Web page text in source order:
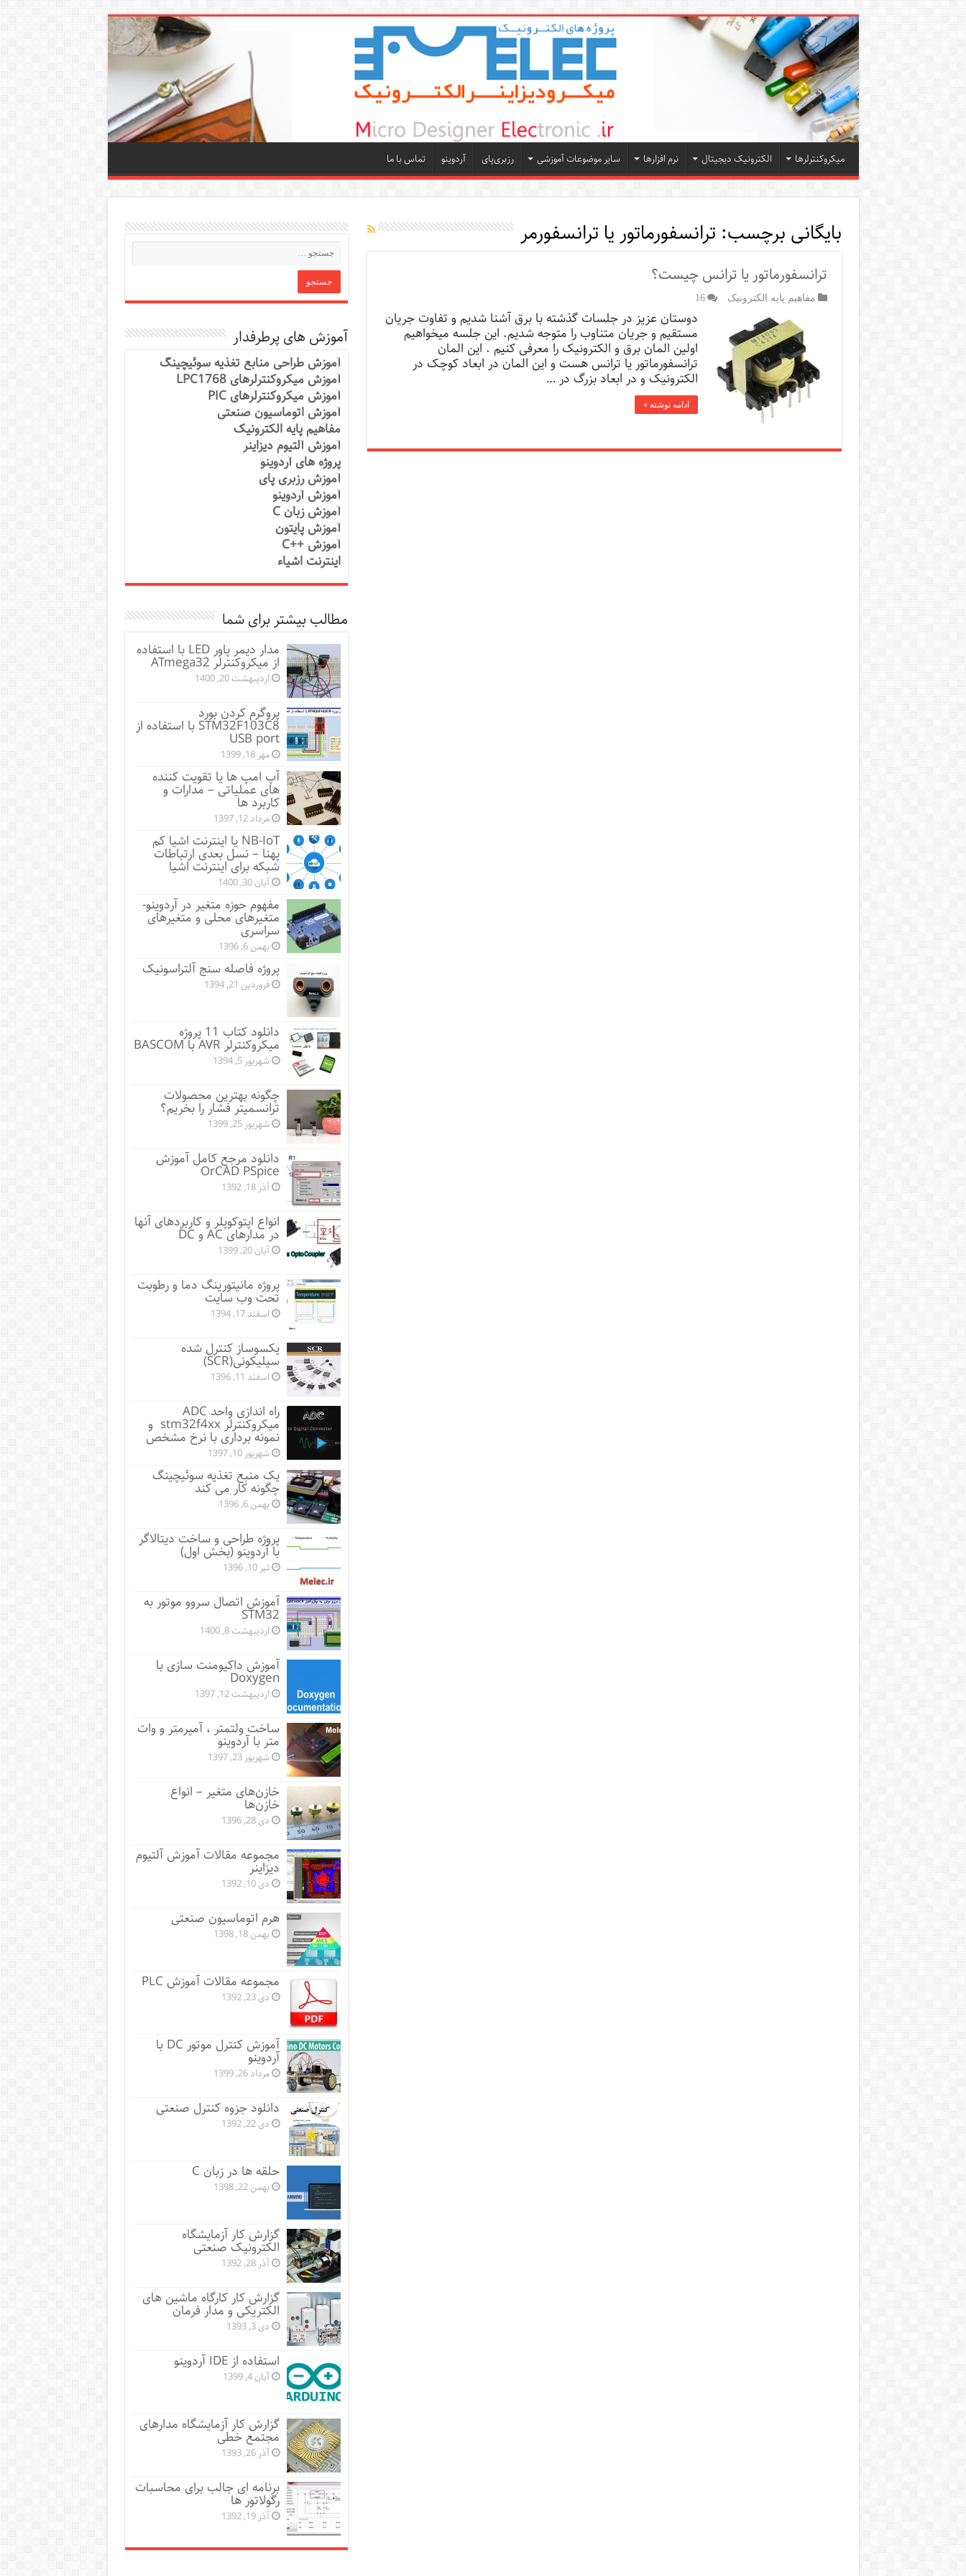
میکروکنترلرها الکترونیک دیجیتال نرم افزارها سایر موضوعات آموزشی رزبری‌پای آردوینو تماس با ما
بایگانی برچسب: ترانسفورماتور یا ترانسفورمر
ترانسفورماتور یا ترانس چیست؟
مفاهیم پایه الکترونیک 16
دوستان عزیز در جلسات گذشته با برق آشنا شدیم و تفاوت جریان
مستقیم و جریان متناوب را متوجه شدیم. این جلسه میخواهیم
اولین المان برق و الکترونیک را معرفی کنیم . این المان
ترانسفورماتور یا ترانس هست و این المان در ابعاد کوچک در
الکترونیک و در ابعاد بزرگ در …
ادامه نوشته »
آموزش های پرطرفدار
آموزش طراحی منابع تغذیه سوئیچینگ
آموزش میکروکنترلرهای LPC1768
آموزش میکروکنترلرهای PIC
آموزش اتوماسیون صنعتی
مفاهیم پایه الکترونیک
آموزش آلتیوم دیزاینر
پروژه های آردوینو
آموزش رزبری پای
آموزش آردوینو
آموزش زبان C
آموزش پایتون
آموزش ++C
اینترنت اشیاء
مطالب بیشتر برای شما
مدار دیمر پاور LED با استفاده
از میکروکنترلر ATmega32
اردیبهشت 20, 1400
پروگرم کردن بورد
STM32F103C8 با استفاده از
USB port
مهر 18, 1399
آپ امپ ها یا تقویت کننده
های عملیاتی – مدارات و
کاربرد ها
مرداد 12, 1397
NB-IoT یا اینترنت اشیا کم
پهنا – نسل بعدی ارتباطات
شبکه برای اینترنت اشیا
آبان 30, 1400
مفهوم حوزه متغیر در آردوینو-
متغیرهای محلی و متغیرهای
سراسری
بهمن 6, 1396
پروژه فاصله سنج آلتراسونیک
فروردین 21, 1394
دانلود کتاب 11 پروژه
میکروکنترلر AVR با BASCOM
شهریور 5, 1394
چگونه بهترین محصولات
ترانسمیتر فشار را بخریم؟
شهریور 25, 1399
دانلود مرجع کامل آموزش
OrCAD PSpice
آذر 18, 1392
انواع اپتوکوپلر و کاربردهای آنها
در مدارهای AC و DC
آبان 20, 1399
پروژه مانيتورينگ دما و رطوبت
تحت وب سایت
اسفند 17, 1394
یکسوساز کنترل شده
سیلیکونی(SCR)
اسفند 11, 1396
راه اندازی واحد ADC
میکروکنترلر stm32f4xx و
نمونه برداری با نرخ مشخص
شهریور 10, 1397
یک منبع تغذیه سوئیچینگ
چگونه کار می کند
بهمن 6, 1396
پروژه طراحی و ساخت دیتالاگر
با آردوینو (بخش اول)
تیر 10, 1396
آموزش اتصال سروو موتور به
STM32
اردیبهشت 8, 1400
آموزش داکیومنت سازی با
Doxygen
اردیبهشت 12, 1397
ساخت ولتمتر ، آمپرمتر و وات
متر با آردوینو
شهریور 23, 1397
خازن‌های متغیر – انواع
خازن‌ها
دی 28, 1396
مجموعه مقالات آموزش آلتیوم
دیزاینر
دی 10, 1392
هرم اتوماسیون صنعتی
بهمن 18, 1398
مجموعه مقالات آموزش PLC
دی 23, 1392
آموزش کنترل موتور DC با
آردوینو
مرداد 26, 1399
دانلود جزوه کنترل صنعتی
دی 22, 1392
حلقه ها در زبان C
بهمن 22, 1398
گزارش کار آزمایشگاه
الکترونیک صنعتی
آذر 28, 1392
گزارش کار کارگاه ماشین های
الکتریکی و مدار فرمان
دی 3, 1393
استفاده از IDE آردوینو
آبان 4, 1399
گزارش کار آزمایشگاه مدارهای
مجتمع خطی
آذر 26, 1393
برنامه ای جالب برای محاسبات
رگولاتور ها
آذر 19, 1392